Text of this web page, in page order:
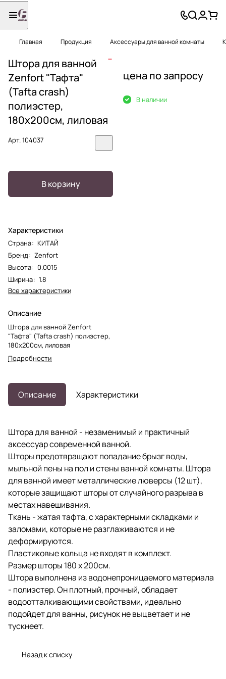
Главная Продукция Аксессуары для ванной комнаты
Штора для ванной
Zenfort "Тафта"
(Tafta crash)
полиэстер,
180х200см, лиловая
Арт.104037
В корзину
Характеристики
Страна: КИТАЙ
Бренд: Zenfort
Высота: 0.0015
Ширина: 1.8
Все характеристики
Описание
Штора для ванной Zenfort
"Тафта" (Tafta crash) полиэстер,
180х200см, лиловая
Подробности
цена по запросу
В наличии
Описание Характеристики
Штора для ванной - незаменимый и практичный
аксессуар современной ванной.
Шторы предотвращают попадание брызг воды,
мыльной пены на пол и стены ванной комнаты. Штора
для ванной имеет металлические люверсы (12 шт),
которые защищают шторы от случайного разрыва в
местах навешивания.
Ткань - жатая тафта, с характерными складками и
заломами, которые не разглаживаются и не
деформируются.
Пластиковые кольца не входят в комплект.
Размер шторы 180 х 200см.
Штора выполнена из водонепроницаемого материала
- полиэстер. Он плотный, прочный, обладает
водоотталкивающими свойствами, идеально
подойдет для ванны, рисунок не выцветает и не
тускнеет.
Назад к списку